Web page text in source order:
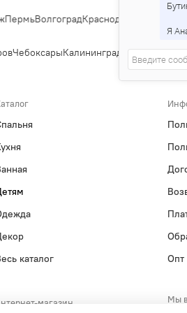
ВолгоградКраснодар
ЧебоксарыКалининградТулаКурск
каталог
Опт
магазин Мы
Я